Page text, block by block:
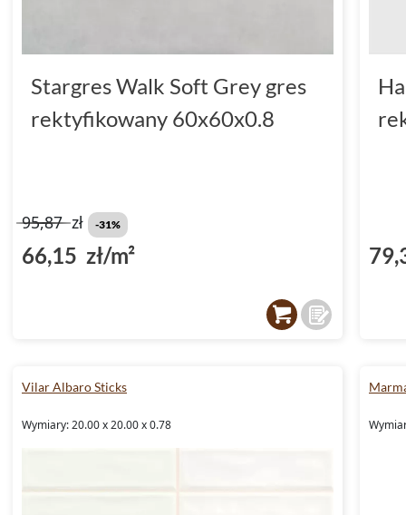
Stargres Walk Soft Grey gres
rektyfikowany 60x60x0.8
95,87zł -31%
66,15 zł/m²
Vilar Albaro Sticks
Wymiary: 20.00 x 20.00 x 0.78